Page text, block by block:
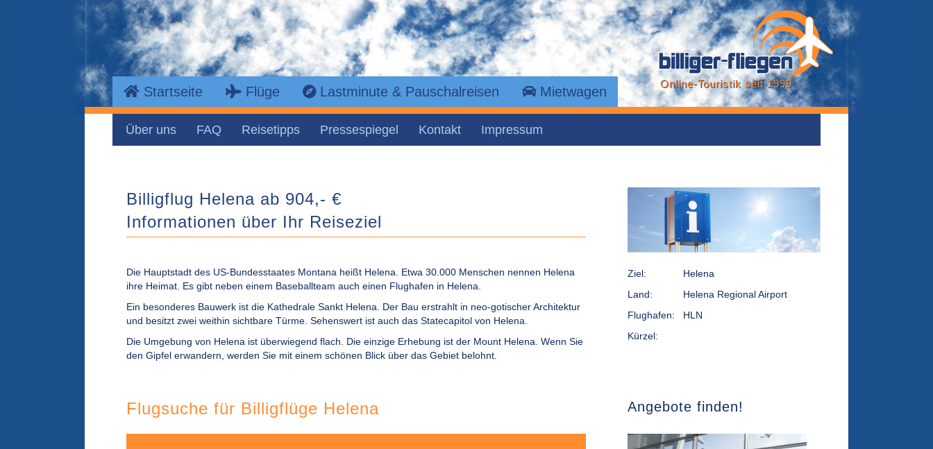
Startseite Flüge Lastminute & Pauschalreisen Mietwagen
Online-Touristik seit 1999
Über uns FAQ Reisetipps Pressespiegel Kontakt Impressum
Billigflug Helena ab 904,- €
Informationen über Ihr Reiseziel
Die Hauptstadt des US-Bundesstaates Montana heißt Helena. Etwa 30.000 Menschen nennen Helena
ihre Heimat. Es gibt neben einem Baseballteam auch einen Flughafen in Helena.
Ein besonderes Bauwerk ist die Kathedrale Sankt Helena. Der Bau erstrahlt in neo-gotischer Architektur
und besitzt zwei weithin sichtbare Türme. Sehenswert ist auch das Statecapitol von Helena.
Die Umgebung von Helena ist überwiegend flach. Die einzige Erhebung ist der Mount Helena. Wenn Sie
den Gipfel erwandern, werden Sie mit einem schönen Blick über das Gebiet belohnt.
Ziel:
Land:
Flughafen:
Kürzel:
Helena
Helena Regional Airport
HLN
Flugsuche für Billigflüge Helena Angebote finden!